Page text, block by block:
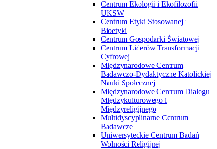
Centrum Ekologii i Ekofilozofii
UKSW
Centrum Etyki Stosowanej i
Bioetyki
Centrum Gospodarki Światowej
Centrum Liderów Transformacji
Cyfrowej
Międzynarodowe Centrum
Badawczo-Dydaktyczne Katolickiej
Nauki Społecznej
Międzynarodowe Centrum Dialogu
Międzykulturowego i
Międzyreligijnego
Multidyscyplinarne Centrum
Badawcze
Uniwersyteckie Centrum Badań
Wolności Religijnej